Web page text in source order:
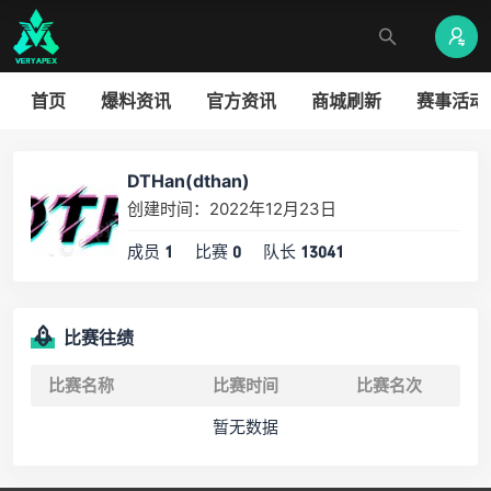
首页 爆料资讯 官方资讯 商城刷新 赛事活动
DTHan(dthan)
创建时间：2022年12月23日
成员 1 比赛 0 队长 13041
比赛往绩
比赛名称 比赛时间
比赛名次
暂无数据